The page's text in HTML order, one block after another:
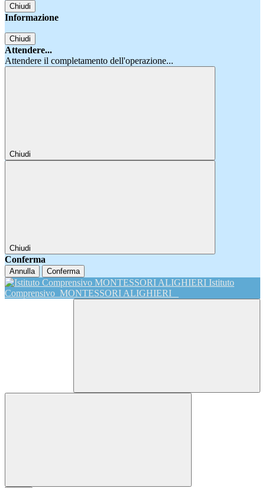
Chiudi
Informazione
Chiudi
Attendere...
Attendere il completamento dell'operazione...
Chiudi
Chiudi
Conferma
Annulla Conferma
Istituto
Comprensivo MONTESSORI ALIGHIERI